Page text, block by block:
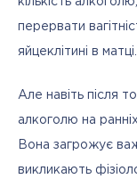
перервати
яйцеклітині в матці.
Але навіть після
алкоголю на
Вона загрожує
викликають